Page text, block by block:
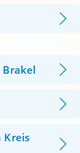
Kreis